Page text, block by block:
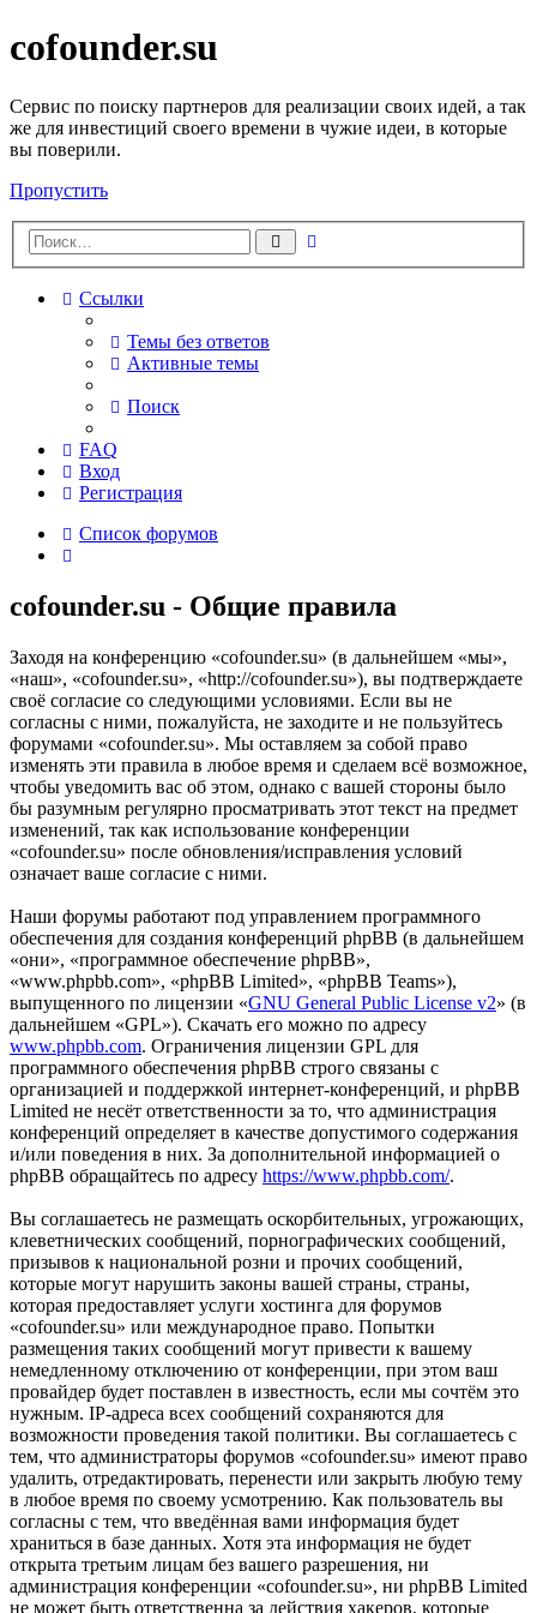
cofounder.su
Сервис по поиску партнеров для реализации своих идей, а так
же для инвестиций своего времени в чужие идеи, в которые
вы поверили.
Пропустить
Поиск
Ссылки
Темы без ответов
Активные темы
Поиск
FAQ
Вход
Регистрация
Список форумов
cofounder.su - Общие правила
Заходя на конференцию «cofounder.su» (в дальнейшем «мы»,
«наш», «cofounder.su», «http://cofounder.su»), вы подтверждаете
своё согласие со следующими условиями. Если вы не
согласны с ними, пожалуйста, не заходите и не пользуйтесь
форумами «cofounder.su». Мы оставляем за собой право
изменять эти правила в любое время и сделаем всё возможное,
чтобы уведомить вас об этом, однако с вашей стороны было
бы разумным регулярно просматривать этот текст на предмет
изменений, так как использование конференции
«cofounder.su» после обновления/исправления условий
означает ваше согласие с ними.
Наши форумы работают под управлением программного
обеспечения для создания конференций phpBB (в дальнейшем
«они», «программное обеспечение phpBB»,
«www.phpbb.com», «phpBB Limited», «phpBB Teams»),
выпущенного по лицензии «GNU General Public License v2» (в
дальнейшем «GPL»). Скачать его можно по адресу
www.phpbb.com. Ограничения лицензии GPL для
программного обеспечения phpBB строго связаны с
организацией и поддержкой интернет-конференций, и phpBB
Limited не несёт ответственности за то, что администрация
конференций определяет в качестве допустимого содержания
и/или поведения в них. За дополнительной информацией о
phpBB обращайтесь по адресу https://www.phpbb.com/.
Вы соглашаетесь не размещать оскорбительных, угрожающих,
клеветнических сообщений, порнографических сообщений,
призывов к национальной розни и прочих сообщений,
которые могут нарушить законы вашей страны, страны,
которая предоставляет услуги хостинга для форумов
«cofounder.su» или международное право. Попытки
размещения таких сообщений могут привести к вашему
немедленному отключению от конференции, при этом ваш
провайдер будет поставлен в известность, если мы сочтём это
нужным. IP-адреса всех сообщений сохраняются для
возможности проведения такой политики. Вы соглашаетесь с
тем, что администраторы форумов «cofounder.su» имеют право
удалить, отредактировать, перенести или закрыть любую тему
в любое время по своему усмотрению. Как пользователь вы
согласны с тем, что введённая вами информация будет
храниться в базе данных. Хотя эта информация не будет
открыта третьим лицам без вашего разрешения, ни
администрация конференции «cofounder.su», ни phpBB Limited
не может быть ответственна за действия хакеров, которые